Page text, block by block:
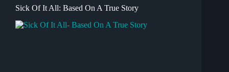
Sick Of It All: Based On A True Story